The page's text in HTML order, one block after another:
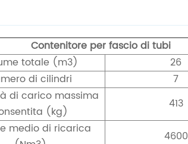
Contenitore per fascio di tubi
totale (m3)
26
di cilindri
7
di carico massima
(kg)
413
medio di ricarica
4600